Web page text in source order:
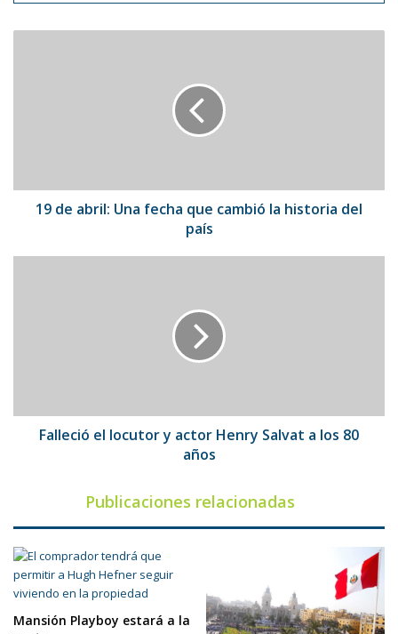
historia
19 de abril: Una fecha que cambió la historia del
país
los
Falleció el locutor y actor Henry Salvat a los 80
años
Publicaciones relacionadas
Mansión Playboy estará a la